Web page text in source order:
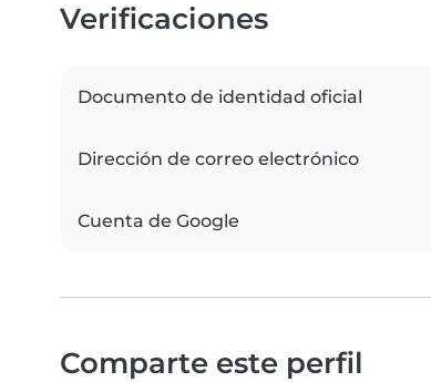
Verificaciones
Documento de identidad oficial
Dirección de correo electrónico
Cuenta de Google
Comparte este perfil